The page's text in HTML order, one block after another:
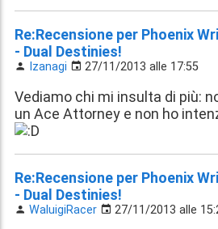
Re:Recensione per Phoenix
- Dual Destinies!
Izanagi 27/11/2013 alle 17:55
Vediamo chi mi insulta di più:
un Ace Attorney e non ho
Re:Recensione per Phoenix
- Dual Destinies!
WaluigiRacer 27/11/2013 alle